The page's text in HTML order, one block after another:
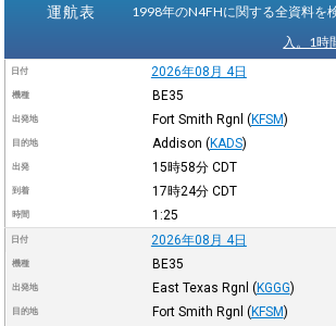
運航表 1998年のN4FHに関する全資料を
入。1時
日付 2026年08月 4日
機種 BE35
出発地 Fort Smith Rgnl (KFSM)
目的地 Addison (KADS)
出発 15時58分 CDT
到着 17時24分 CDT
時間 1:25
日付 2026年08月 4日
機種 BE35
出発地 East Texas Rgnl (KGGG)
目的地 Fort Smith Rgnl (KFSM)